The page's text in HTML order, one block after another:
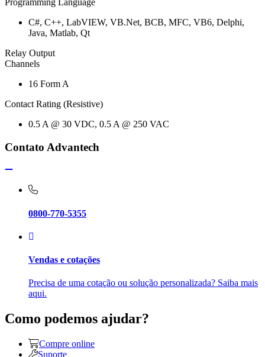
C#, C++, LabVIEW, VB.Net, BCB, MFC, VB6, Delphi,
Java, Matlab, Qt
Relay Output
Channels
16 Form A
Contact Rating (Resistive)
0.5 A @ 30 VDC, 0.5 A @ 250 VAC
Contato Advantech
0800-770-5355
Vendas e cotações
Precisa de uma cotação ou solução personalizada? Saiba mais
aqui.
Como podemos ajudar?
Compre online
Suporte